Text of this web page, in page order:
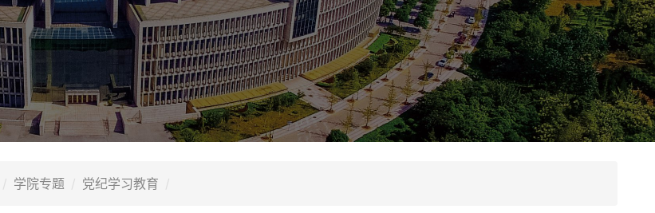
学院专题 党纪学习教育